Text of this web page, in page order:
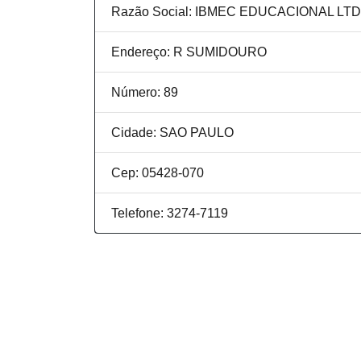
Razão Social: IBMEC EDUCACIONAL
Endereço: R SUMIDOURO
Número: 89
Cidade: SAO PAULO
Cep: 05428-070
Telefone: 3274-7119